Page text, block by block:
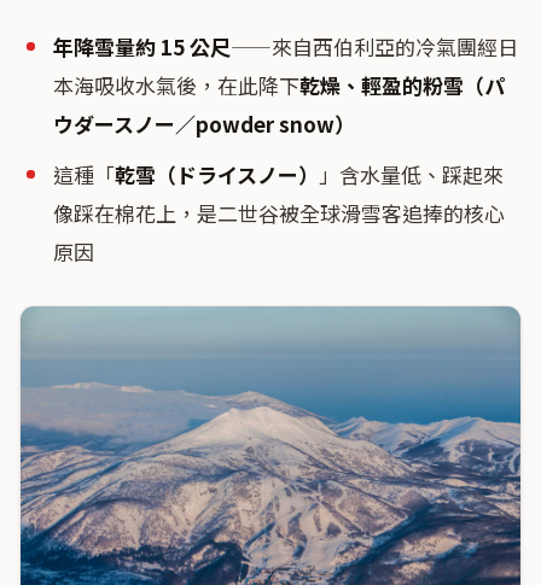
年降雪量約 15 公尺——來自西伯利亞的冷氣團經日
本海吸收水氣後，在此降下乾燥、輕盈的粉雪（パ
ウダースノー／powder snow）
這種「乾雪（ドライスノー） 」含水量低、踩起來
像踩在棉花上，是二世谷被全球滑雪客追捧的核心
原因